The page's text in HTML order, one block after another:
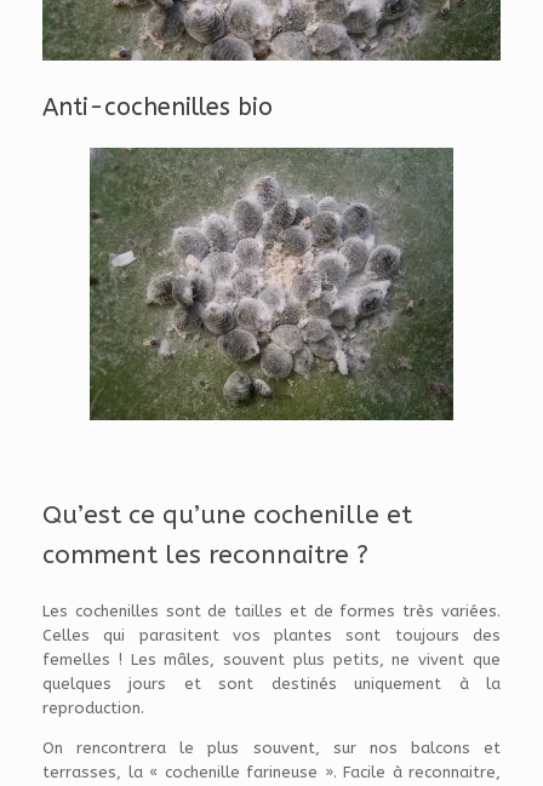
Anti-cochenilles bio
Qu’est ce qu’une cochenille et
comment les reconnaitre ?
Les cochenilles sont de tailles et de formes très variées.
Celles qui parasitent vos plantes sont toujours des
femelles ! Les mâles, souvent plus petits, ne vivent que
quelques jours et sont destinés uniquement à la
reproduction.
On rencontrera le plus souvent, sur nos balcons et
terrasses, la « cochenille farineuse ». Facile à reconnaitre,